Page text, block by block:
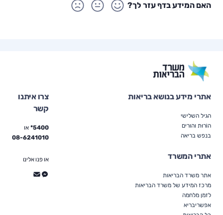
האם המידע בדף עזר לך?
אתרי מידע בנושא בריאות
הגיל השלישי
הוֹרוּת והורים
בנפש בריאה
אתרי המשרד
אתר משרד הבריאות
מרכז המידע של משרד הבריאות
לזמן מלחמה
אפשריבריא
צרו איתנו
קשר
5400* או
08-6241010
או פנו אלינו